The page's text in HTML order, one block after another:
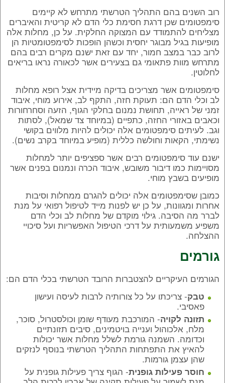
רוב השנים בהם התהליך הטרשתי מתרחש לא קיימים
סימפטומים שכן דרגת חסימת כלי הדם לא קריטית והאיברים
מצליחים להתמודד עם המצוקה החלקית. על כן, מחלות אלה
מופיעות בגיל מבוגר יחסית וכשהן הופכות לסימפטומטיות הן
לרוב כבר במצב חמור, יחד עם זאת ישנם מקרים רבים בהם
מתרחש מוות פתאומי גם בצעירים אשר לכאורה נראו בריאים
לחלוטין.
סימפטומים אשר מצריכים בדיקה מיידית אצל רופא מחלות
לב וכלי הדם הם: תעוקת חזה, התקף לב, אירוע מוחי, איבוד
זמני של ראייה, תחושת נמנום בחלקי הגוף, הזעה וסחרחורות
וכאבים באזורי החזה, כתפיים (במיוחד צד שמאל), לסתות
וגב. לעיתים סימפטומים אלה יכולים להיות מלווים בקושי
נשימתי, הקאות וחולשה כללית (מופיע במיוחד בקרב נשים).
ישנם עוד סימפטומים רבים אשר ספציפים יותר למחלות
מסויימות כמו דיבור משובש, איבוד הכרה ונמנום בפנים אשר
מופיעים בשבץ מוחי.
כמובן שסימפטומים אלה יכולים להגרם ממחלות וסיבות
אחרות ומגוונות, על כן יש לפנות מייד לטיפול רפואי על מנת
לברר מה הסיבה. גילוי מוקדם של מחלות לב וכלי הדם
משפיע משמעותית על דרכי הטיפול האפשריות ועל סיכויי
ההצלחה.
גורמים
הגורמים העיקריים להצטברות הרובד הטרשתי בכלי הדם הם:
טבק- צריכתו על כל צורותיה לרבות לעיסה ועישון
פאסיבי.
תזונה לקויה- המורכבת מעודף שומן וכולסטרול, סוכר,
מלח, אלכוהול וענייה בויטמינים, סיבים תזונתיים
וכדומה. השמנה גורמת לשלל מחלות אשר יכולות
להאיץ את התפתחות התהליך הטרשתי בנוסף לנזקים
שהן עצמן גורמות.
חוסר פעילות גופנית- הגוף צריך פעילות גופנית על